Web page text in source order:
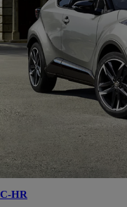
C-HR